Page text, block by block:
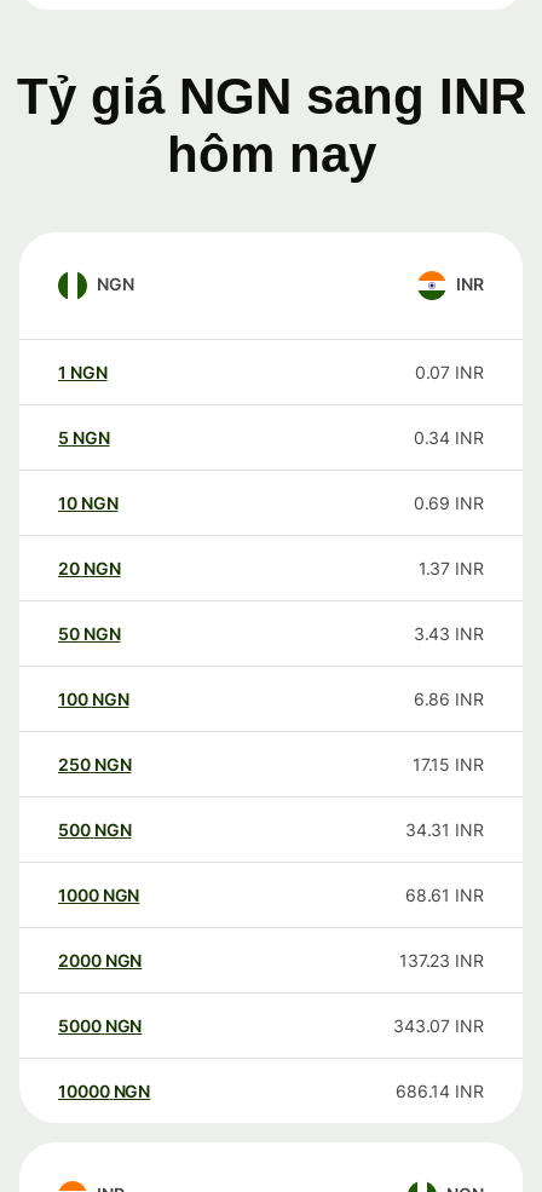
Tỷ giá NGN sang INR
hôm nay
NGN INR
1 NGN 0.07 INR
5 NGN 0.34 INR
10 NGN 0.69 INR
20 NGN 1.37 INR
50 NGN 3.43 INR
100 NGN 6.86 INR
250 NGN 17.15 INR
500 NGN 34.31 INR
1000 NGN 68.61 INR
2000 NGN 137.23 INR
5000 NGN 343.07 INR
10000 NGN 686.14 INR